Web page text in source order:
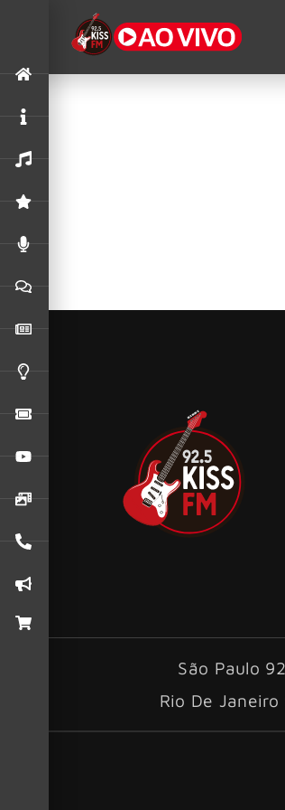
Tag:
São Paulo
Rio De Janeiro